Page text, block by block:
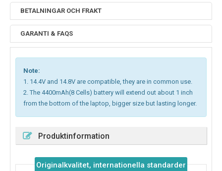
BETALNINGAR OCH FRAKT
GARANTI & FAQS
Note:
1. 14.4V and 14.8V are compatible, they are in common use.
2. The 4400mAh(8 Cells) battery will extend out about 1 inch
from the bottom of the laptop, bigger size but lasting longer.
Produktinformation
Originalkvalitet, internationella standarder